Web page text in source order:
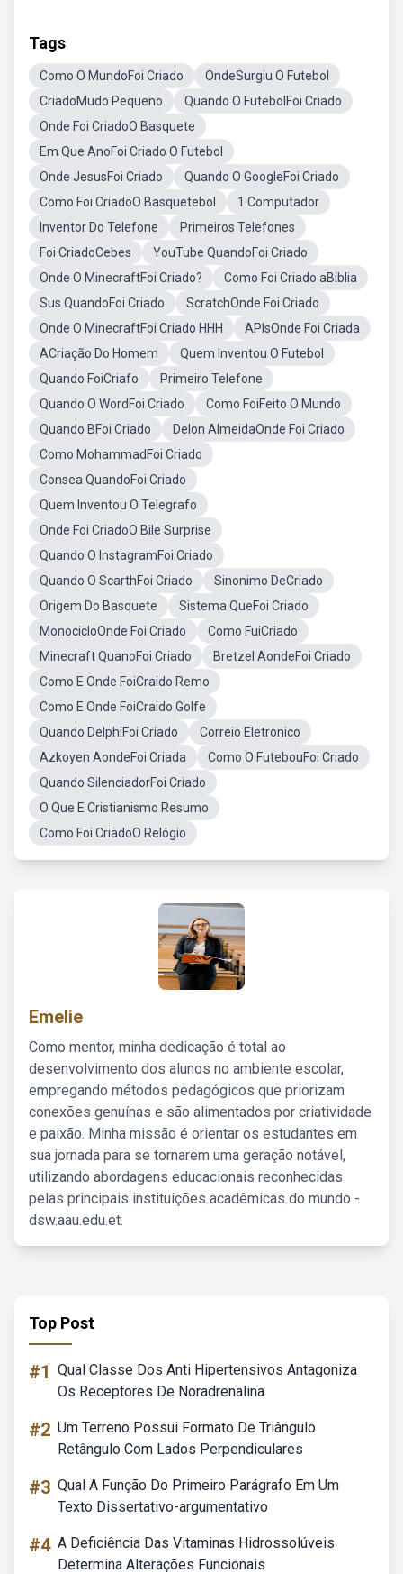
Tags
Como O MundoFoi Criado
OndeSurgiu O Futebol
CriadoMudo Pequeno
Quando O FutebolFoi Criado
Onde Foi CriadoO Basquete
Em Que AnoFoi Criado O Futebol
Onde JesusFoi Criado
Quando O GoogleFoi Criado
Como Foi CriadoO Basquetebol
1 Computador
Inventor Do Telefone
Primeiros Telefones
Foi CriadoCebes
YouTube QuandoFoi Criado
Onde O MinecraftFoi Criado?
Como Foi Criado aBiblia
Sus QuandoFoi Criado
ScratchOnde Foi Criado
Onde O MinecraftFoi Criado HHH
APIsOnde Foi Criada
ACriação Do Homem
Quem Inventou O Futebol
Quando FoiCriafo
Primeiro Telefone
Quando O WordFoi Criado
Como FoiFeito O Mundo
Quando BFoi Criado
Delon AlmeidaOnde Foi Criado
Como MohammadFoi Criado
Consea QuandoFoi Criado
Quem Inventou O Telegrafo
Onde Foi CriadoO Bile Surprise
Quando O InstagramFoi Criado
Quando O ScarthFoi Criado
Sinonimo DeCriado
Origem Do Basquete
Sistema QueFoi Criado
MonocicloOnde Foi Criado
Como FuiCriado
Minecraft QuanoFoi Criado
Bretzel AondeFoi Criado
Como E Onde FoiCraido Remo
Como E Onde FoiCraido Golfe
Quando DelphiFoi Criado
Correio Eletronico
Azkoyen AondeFoi Criada
Como O FutebouFoi Criado
Quando SilenciadorFoi Criado
O Que E Cristianismo Resumo
Como Foi CriadoO Relógio
Emelie
Como mentor, minha dedicação é total ao
desenvolvimento dos alunos no ambiente escolar,
empregando métodos pedagógicos que priorizam
conexões genuínas e são alimentados por criatividade
e paixão. Minha missão é orientar os estudantes em
sua jornada para se tornarem uma geração notável,
utilizando abordagens educacionais reconhecidas
pelas principais instituições acadêmicas do mundo -
dsw.aau.edu.et.
Top Post
#1 Qual Classe Dos Anti Hipertensivos Antagoniza
Os Receptores De Noradrenalina
#2 Um Terreno Possui Formato De Triângulo
Retângulo Com Lados Perpendiculares
#3 Qual A Função Do Primeiro Parágrafo Em Um
Texto Dissertativo-argumentativo
#4 A Deficiência Das Vitaminas Hidrossolúveis
Determina Alterações Funcionais